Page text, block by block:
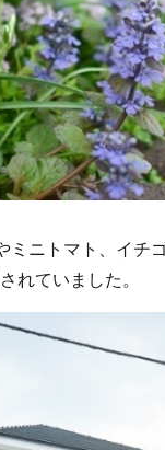
ニトマト、イチ
れていました。